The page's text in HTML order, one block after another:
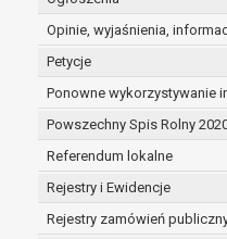
Opinie, wyjaśnienia,
Petycje
Ponowne wykorzystywanie
Powszechny Spis Rolny
Referendum lokalne
Rejestry i Ewidencje
Rejestry zamówień
dane są
osobowych
w przypadku
dane
sposób
osoba,